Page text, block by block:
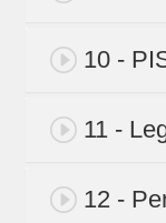
10 -
11 -
12 -